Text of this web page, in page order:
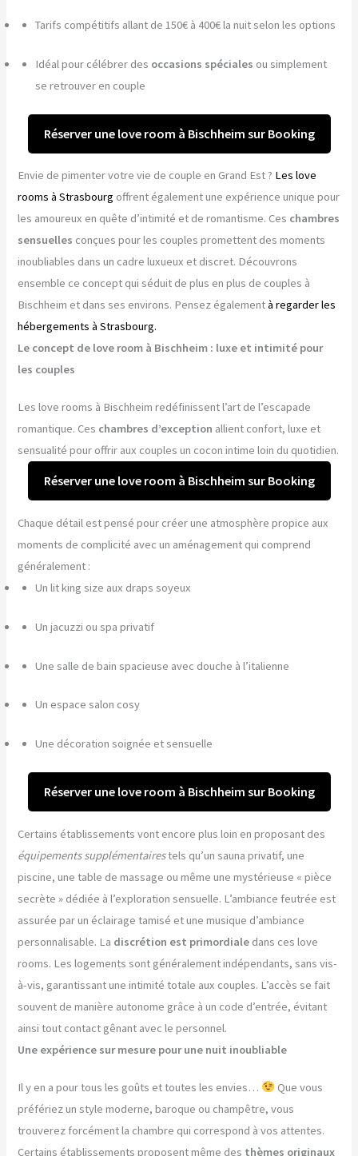
Tarifs compétitifs allant de 150€ à 400€ la nuit selon les options
Idéal pour célébrer des occasions spéciales ou simplement
se retrouver en couple
Réserver une love room à Bischheim sur Booking
Envie de pimenter votre vie de couple en Grand Est ? Les love
rooms à Strasbourg offrent également une expérience unique pour
les amoureux en quête d’intimité et de romantisme. Ces chambres
sensuelles conçues pour les couples promettent des moments
inoubliables dans un cadre luxueux et discret. Découvrons
ensemble ce concept qui séduit de plus en plus de couples à
Bischheim et dans ses environs. Pensez égalementà regarder les
hébergements à Strasbourg.
Le concept de love room à Bischheim : luxe et intimité pour
les couples
Les love rooms à Bischheim redéfinissent l’art de l’escapade
romantique. Ces chambres d’exception allient confort, luxe et
sensualité pour offrir aux couples un cocon intime loin du quotidien.
Réserver une love room à Bischheim sur Booking
Chaque détail est pensé pour créer une atmosphère propice aux
moments de complicité avec un aménagement qui comprend
généralement :
Un lit king size aux draps soyeux
Un jacuzzi ou spa privatif
Une salle de bain spacieuse avec douche à l’italienne
Un espace salon cosy
Une décoration soignée et sensuelle
Réserver une love room à Bischheim sur Booking
Certains établissements vont encore plus loin en proposant des
équipements supplémentairestels qu’un sauna privatif, une
piscine, une table de massage ou même une mystérieuse « pièce
secrète » dédiée à l’exploration sensuelle. L’ambiance feutrée est
assurée par un éclairage tamisé et une musique d’ambiance
personnalisable. La discrétion est primordiale dans ces love
rooms. Les logements sont généralement indépendants, sans vis-
à-vis, garantissant une intimité totale aux couples. L’accès se fait
souvent de manière autonome grâce à un code d’entrée, évitant
ainsi tout contact gênant avec le personnel.
Une expérience sur mesure pour une nuit inoubliable
Il y en a pour tous les goûts et toutes les envies…
Que vous
préfériez un style moderne, baroque ou champêtre, vous
trouverez forcément la chambre qui correspond à vos attentes.
Certains établissements proposent même des thèmes originaux